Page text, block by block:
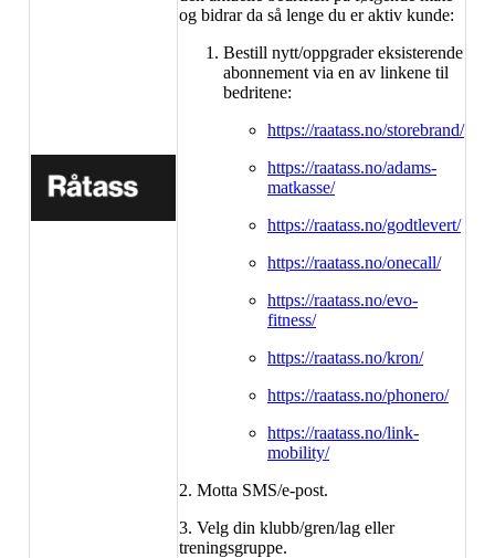
og bidrar da så lenge du er aktiv kunde:
Bestill nytt/oppgrader eksisterende
abonnement via en av linkene til
bedritene:
https://raatass.no/storebrand/
https://raatass.no/adams-
matkasse/
https://raatass.no/godtlevert/
https://raatass.no/onecall/
https://raatass.no/evo-
fitness/
https://raatass.no/kron/
https://raatass.no/phonero/
https://raatass.no/link-
mobility/
2. Motta SMS/e-post.
3. Velg din klubb/gren/lag eller
treningsgruppe.